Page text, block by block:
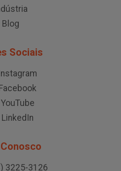
Blog
Sociais
Instagram
Facebook
YouTube
LinkedIn
3225-3126